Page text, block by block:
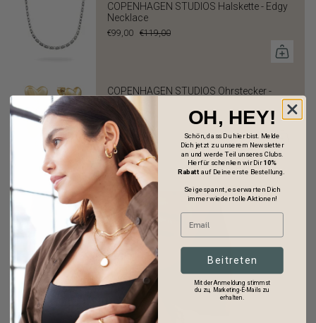
COPENHAGEN STUDIOS Halskette - Edgy
Necklace
€99,00 €119,00
COPENHAGEN STUDIOS Ohrstecker -
Puffy Heart
€119,00 OH, HEY!
Schön, dass Du hier bist. Melde
Dich jetzt zu unserem Newsletter
an und werde Teil unseres Clubs.
Hierfür schenken wir Dir10%
Rabatt auf Deine erste Bestellung.
Sei gespannt, es erwarten Dich
immer wieder tolle Aktionen!
Beitreten
Mit der Anmeldung stimmst
du zu, Marketing-E-Mails zu
erhalten.